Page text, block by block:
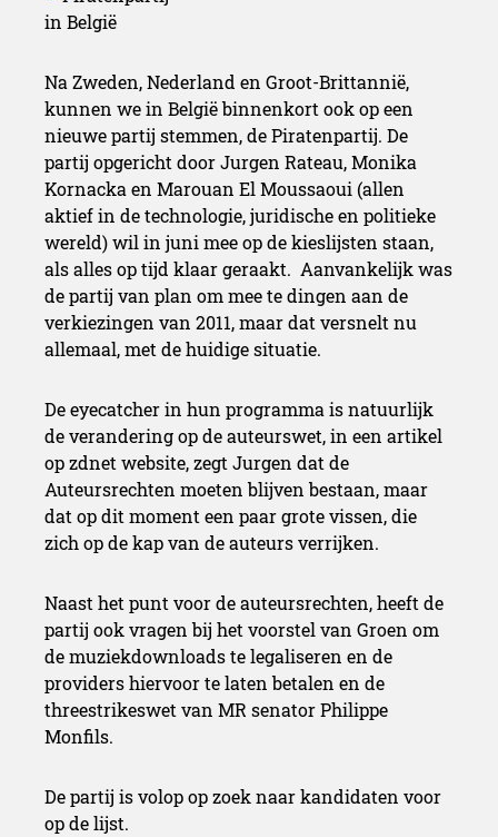
Na Zweden, Nederland en Groot-Brittannië,
kunnen we in België binnenkort ook op een
nieuwe partij stemmen, de Piratenpartij. De
partij opgericht door Jurgen Rateau, Monika
Kornacka en Marouan El Moussaoui (allen
aktief in de technologie, juridische en politieke
wereld) wil in juni mee op de kieslijsten staan,
als alles op tijd klaar geraakt. Aanvankelijk was
de partij van plan om mee te dingen aan de
verkiezingen van 2011, maar dat versnelt nu
allemaal, met de huidige situatie.
De eyecatcher in hun programma is natuurlijk
de verandering op de auteurswet, in een artikel
op zdnet website, zegt Jurgen dat de
Auteursrechten moeten blijven bestaan, maar
dat op dit moment een paar grote vissen, die
zich op de kap van de auteurs verrijken.
Naast het punt voor de auteursrechten, heeft de
partij ook vragen bij het voorstel van Groen om
de muziekdownloads te legaliseren en de
providers hiervoor te laten betalen en de
threestrikeswet van MR senator Philippe
Monfils.
De partij is volop op zoek naar kandidaten voor
op de lijst.